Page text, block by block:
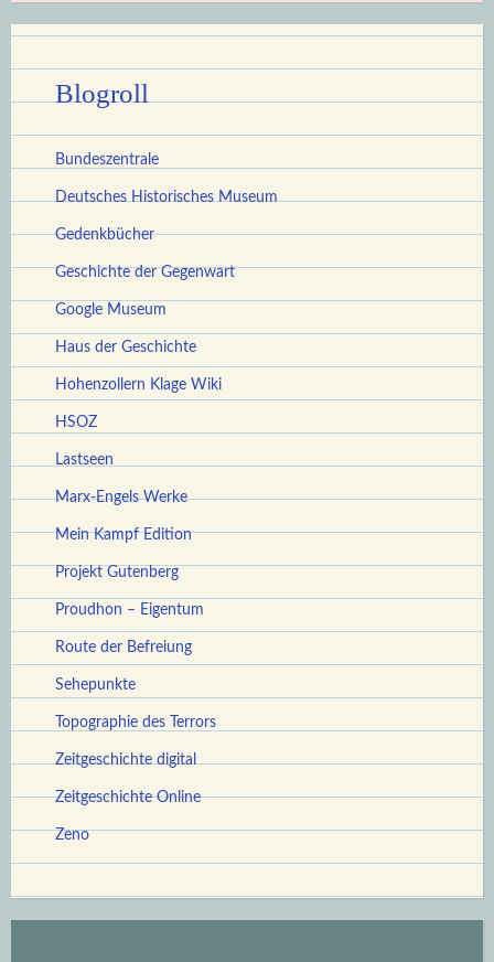
Blogroll
Bundeszentrale
Deutsches Historisches Museum
Gedenkbücher
Geschichte der Gegenwart
Google Museum
Haus der Geschichte
Hohenzollern Klage Wiki
HSOZ
Lastseen
Marx-Engels Werke
Mein Kampf Edition
Projekt Gutenberg
Proudhon – Eigentum
Route der Befreiung
Sehepunkte
Topographie des Terrors
Zeitgeschichte digital
Zeitgeschichte Online
Zeno